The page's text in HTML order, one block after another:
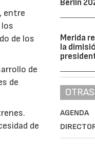
entre
de los
de
de
de
Berlín
Merida
la
AGENDA